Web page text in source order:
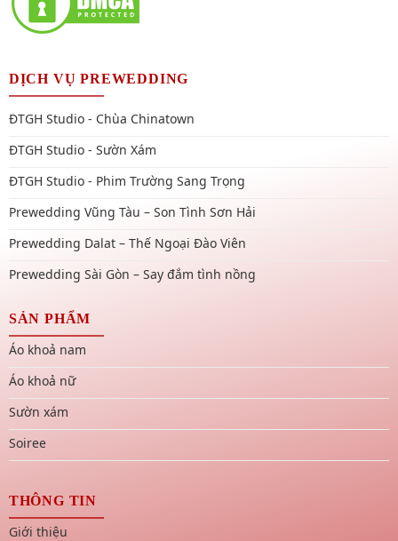
DỊCH VỤ PREWEDDING
ĐTGH Studio - Chùa Chinatown
ĐTGH Studio - Sườn Xám
ĐTGH Studio - Phim Trường Sang Trọng
Prewedding Vũng Tàu – Son Tình Sơn Hải
Prewedding Dalat – Thế Ngoại Đào Viên
Prewedding Sài Gòn – Say đắm tình nồng
SẢN PHẨM
Áo khoả nam
Áo khoả nữ
Sườn xám
Soiree
THÔNG TIN
Giới thiệu